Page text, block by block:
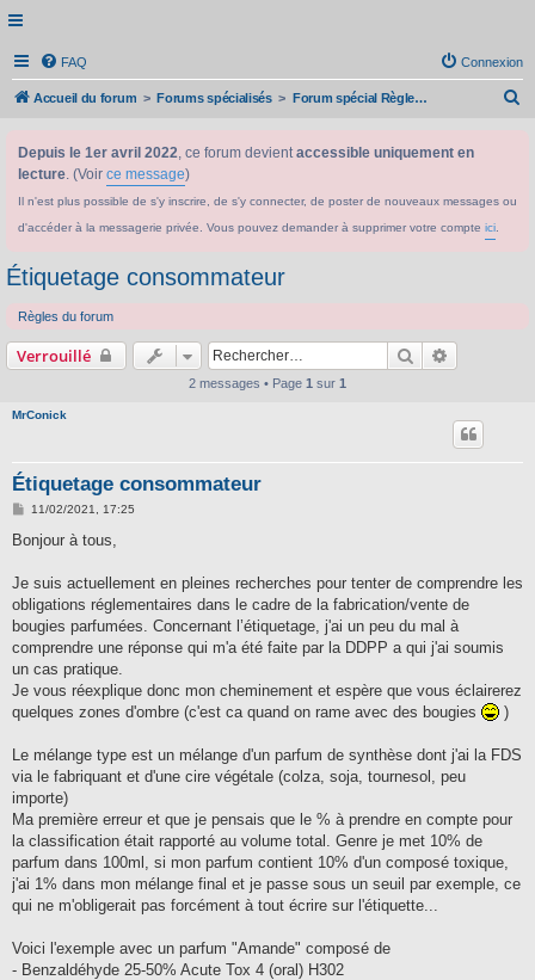
FAQ Connexion
Accueil du forum Forums spécialisés Forum spécial Règlement CLP/SGH
Depuis le 1er avril 2022, ce forum devientaccessible uniquement en
lecture. (Voir ce message)
Il n'est plus possible de s'y inscrire, de s'y connecter, de poster de nouveaux messages ou
d'accéder à la messagerie privée. Vous pouvez demander à supprimer votre compte ici
Étiquetage consommateur
Règles du forum
Verrouillé Rechercher
2 messages • Page 1 sur 1
MrConick
Étiquetage consommateur
M
s
g
11/02/2021, 17:25
Bonjour à tous,
Je suis actuellement en pleines recherches pour tenter de comprendre les
obligations réglementaires dans le cadre de la fabrication/vente de
bougies parfumées. Concernant l’étiquetage, j'ai un peu du mal à
comprendre une réponse qui m'a été faite par la DDPP a qui j'ai soumis
un cas pratique.
Je vous réexplique donc mon cheminement et espère que vous éclairerez
quelques zones d'ombre (c'est ca quand on rame avec des bougies
)
Le mélange type est un mélange d'un parfum de synthèse dont j'ai la FDS
via le fabriquant et d'une cire végétale (colza, soja, tournesol, peu
importe)
Ma première erreur et que je pensais que le % à prendre en compte pour
la classification était rapporté au volume total. Genre je met 10% de
parfum dans 100ml, si mon parfum contient 10% d'un composé toxique,
j'ai 1% dans mon mélange final et je passe sous un seuil par exemple, ce
qui ne m'obligerait pas forcément à tout écrire sur l'étiquette...
Voici l'exemple avec un parfum "Amande" composé de
- Benzaldéhyde 25-50% Acute Tox 4 (oral) H302